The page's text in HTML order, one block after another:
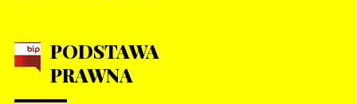
PODSTAWA
PRAWNA